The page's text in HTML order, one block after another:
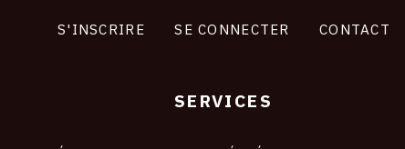
S'INSCRIRE SE CONNECTER CONTACT
SERVICES